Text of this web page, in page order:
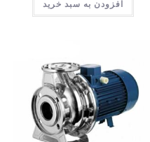
افزودن به سبد خرید